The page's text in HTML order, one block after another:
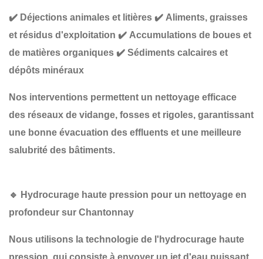
✔️ Déjections animales et litières ✔️ Aliments, graisses
et résidus d'exploitation ✔️ Accumulations de boues et
de matières organiques ✔️ Sédiments calcaires et
dépôts minéraux
Nos interventions permettent un nettoyage efficace
des réseaux de vidange, fosses et rigoles, garantissant
une bonne évacuation des effluents et une meilleure
salubrité des bâtiments.
🔹 Hydrocurage haute pression pour un nettoyage en
profondeur sur Chantonnay
Nous utilisons la technologie de l'hydrocurage haute
pression , qui consiste à envoyer un jet d'eau puissant